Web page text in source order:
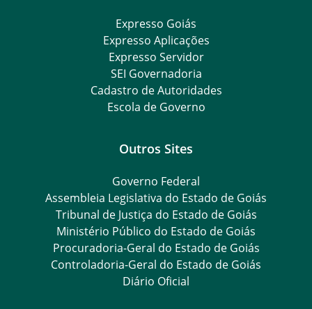
Expresso Goiás
Expresso Aplicações
Expresso Servidor
SEI Governadoria
Cadastro de Autoridades
Escola de Governo
Outros Sites
Governo Federal
Assembleia Legislativa do Estado de Goiás
Tribunal de Justiça do Estado de Goiás
Ministério Público do Estado de Goiás
Procuradoria-Geral do Estado de Goiás
Controladoria-Geral do Estado de Goiás
Diário Oficial